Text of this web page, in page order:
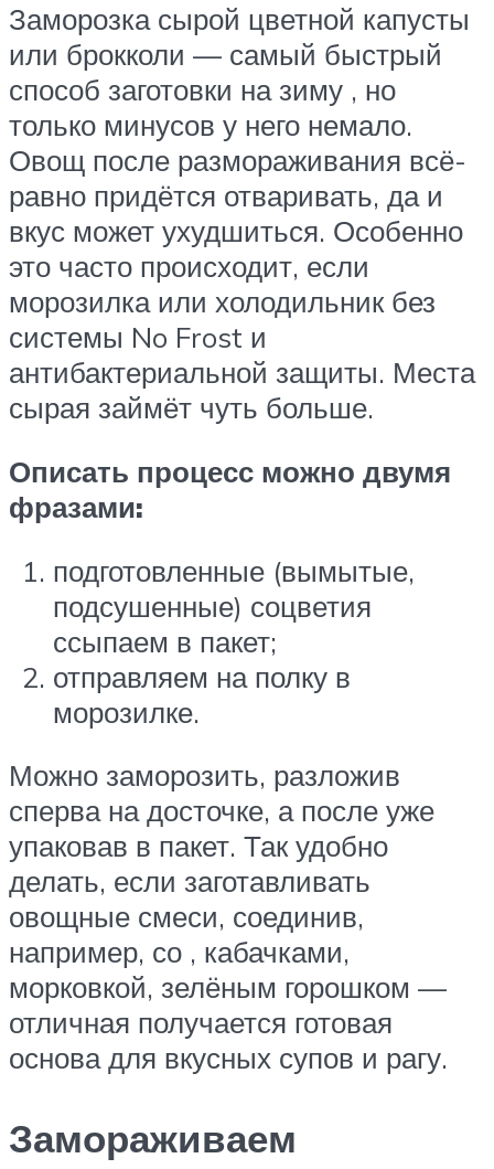
Заморозка сырой цветной капусты
или брокколи — самый быстрый
способ заготовки на зиму , но
только минусов у него немало.
Овощ после размораживания всё-
равно придётся отваривать, да и
вкус может ухудшиться. Особенно
это часто происходит, если
морозилка или холодильник без
системы No Frost и
антибактериальной защиты. Места
сырая займёт чуть больше.
Описать процесс можно двумя
фразами:
подготовленные (вымытые,
подсушенные) соцветия
ссыпаем в пакет;
отправляем на полку в
морозилке.
Можно заморозить, разложив
сперва на досточке, а после уже
упаковав в пакет. Так удобно
делать, если заготавливать
овощные смеси, соединив,
например, со , кабачками,
морковкой, зелёным горошком —
отличная получается готовая
основа для вкусных супов и рагу.
Замораживаем